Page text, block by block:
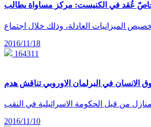
2016/11/18
164311
2016/11/10